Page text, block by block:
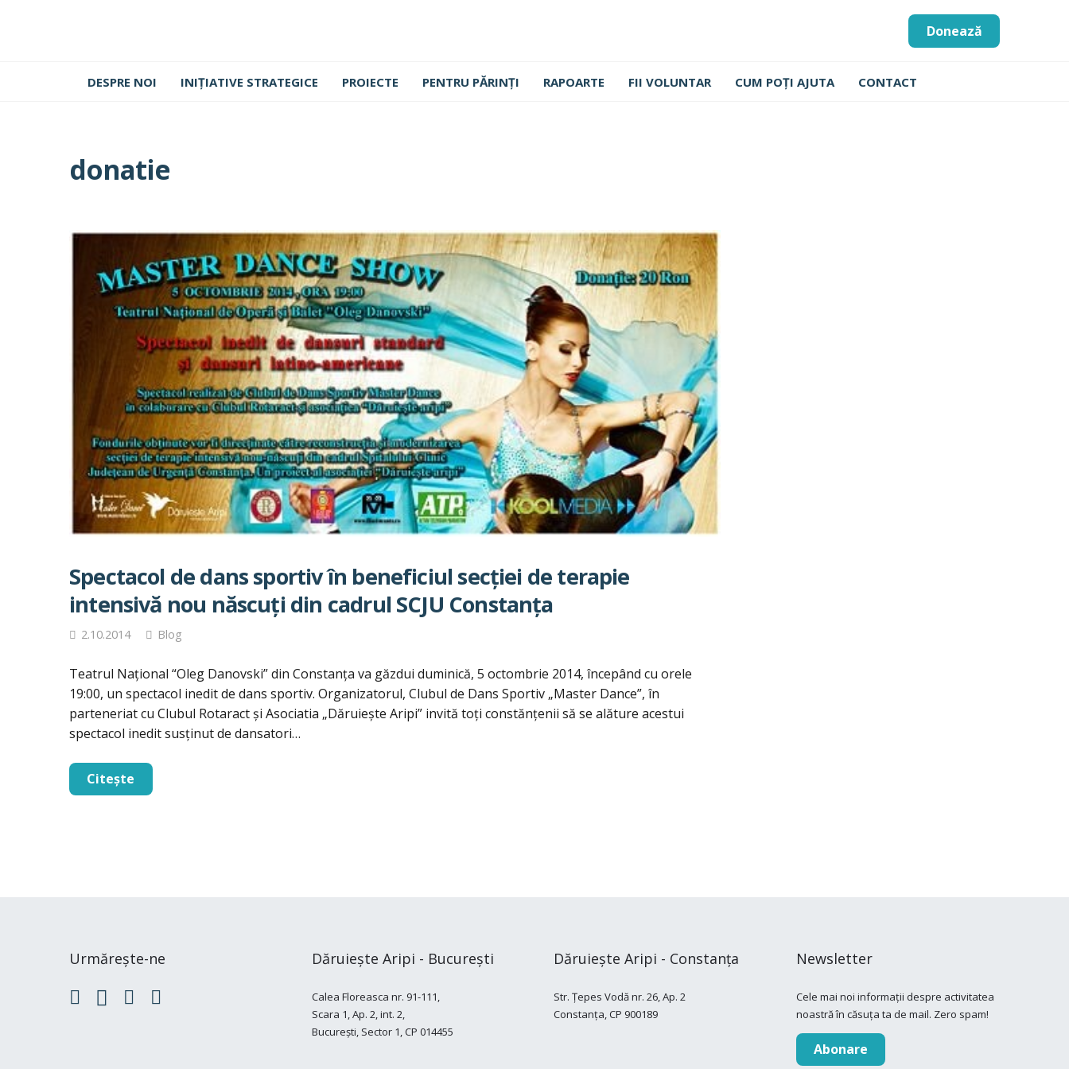
Donează
DESPRE NOI INIȚIATIVE STRATEGICE PROIECTE PENTRU PĂRINȚI RAPOARTE FII VOLUNTAR CUM POȚI AJUTA CONTACT
donatie
Spectacol de dans sportiv în beneficiul secţiei de terapie
intensivă nou născuţi din cadrul SCJU Constanţa
2.10.2014 Blog
Teatrul Naţional “Oleg Danovski” din Constanţa va găzdui duminică, 5 octombrie 2014, începând cu orele
19:00, un spectacol inedit de dans sportiv. Organizatorul, Clubul de Dans Sportiv „Master Dance”, în
parteneriat cu Clubul Rotaract şi Asociatia „Dăruieşte Aripi” invită toţi constănţenii să se alăture acestui
spectacol inedit susţinut de dansatori…
Citește
Urmărește-ne Dăruiește Aripi - București
Calea Floreasca nr. 91-111,
Scara 1, Ap. 2, int. 2,
București, Sector 1, CP 014455
Dăruiește Aripi - Constanța
Str. Țepes Vodă nr. 26, Ap. 2
Constanța, CP 900189
Newsletter
Cele mai noi informații despre activitatea
noastră în căsuța ta de mail. Zero spam!
Abonare